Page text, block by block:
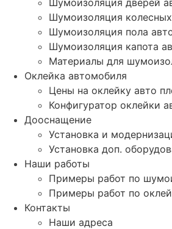
Шумоизоляция
Шумоизоляция пола
Шумоизоляция капота
Материалы для
Оклейка автомобиля
Цены на оклейку авто
Конфигуратор оклейки
Дооснащение
Установка и
Установка доп.
Наши работы
Примеры работ по
Примеры работ по
Контакты
Наши адреса